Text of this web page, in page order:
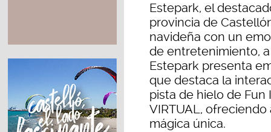
Estepark, el
provincia de
navideña con un
de entretenimiento,
Estepark presenta
que destaca la
pista de hielo de Fun
VIRTUAL,
mágica única.